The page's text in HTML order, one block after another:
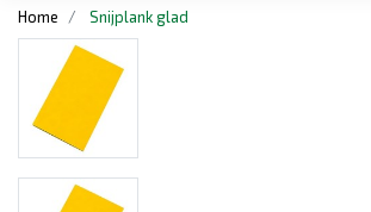
Home Snijplank glad